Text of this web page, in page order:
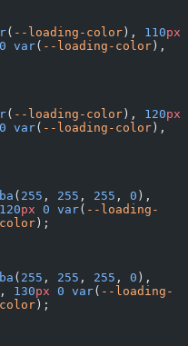
( --loading-color ), 110px
var( --loading-color
( --loading-color ), 120px
var( --loading-color
( 255 , 255 , 255 , 0
120px 0 var( --loading-
);
( 255 , 255 , 255 , 0
130px 0 var( --loading-
);